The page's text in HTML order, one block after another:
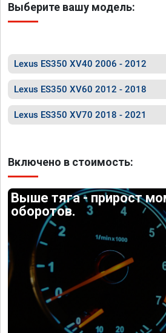
Выберите вашу модель:
Lexus ES350 XV40 2006 - 2012
Lexus ES350 XV60 2012 - 2018
Lexus ES350 XV70 2018 - 2021
Включено в стоимость:
Выше тяга - прирост
оборотов.